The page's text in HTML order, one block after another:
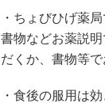
・ちょびひげ薬
書物などお薬説
だくか、書物等
・食後の服用は